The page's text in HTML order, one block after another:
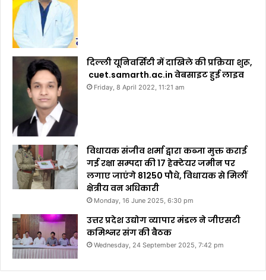
दिल्ली यूनिवर्सिटी में दाखिले की प्रक्रिया शुरू,
cuet.samarth.ac.in वेबसाइट हुई लाइव
Friday, 8 April 2022, 11:21 am
विधायक संजीव शर्मा द्वारा कब्जा मुक्त कराई
गई रक्षा सम्पदा की 17 हेक्टेयर जमीन पर
लगाए जाएंगे 81250 पौधे, विधायक से मिलीं
क्षेत्रीय वन अधिकारी
Monday, 16 June 2025, 6:30 pm
उत्तर प्रदेश उद्योग व्यापार मंडल ने जीएसटी
कमिश्नर संग की बैठक
Wednesday, 24 September 2025, 7:42 pm